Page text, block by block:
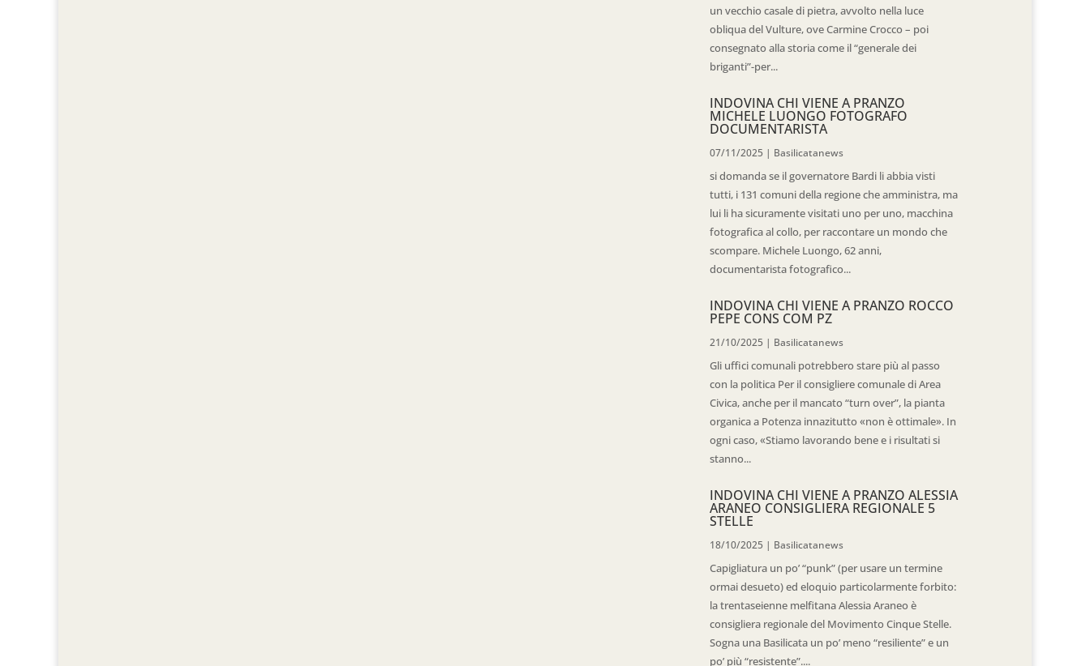
un vecchio casale di pietra, avvolto nella luce
obliqua del Vulture, ove Carmine Crocco – poi
consegnato alla storia come il “generale dei
briganti”-per...
INDOVINA CHI VIENE A PRANZO
MICHELE LUONGO FOTOGRAFO
DOCUMENTARISTA
07/11/2025 | Basilicatanews
si domanda se il governatore Bardi li abbia visti
tutti, i 131 comuni della regione che amministra, ma
lui li ha sicuramente visitati uno per uno, macchina
fotografica al collo, per raccontare un mondo che
scompare. Michele Luongo, 62 anni,
documentarista fotografico...
INDOVINA CHI VIENE A PRANZO ROCCO
PEPE CONS COM PZ
21/10/2025 | Basilicatanews
Gli uffici comunali potrebbero stare più al passo
con la politica Per il consigliere comunale di Area
Civica, anche per il mancato “turn over”, la pianta
organica a Potenza innazitutto «non è ottimale». In
ogni caso, «Stiamo lavorando bene e i risultati si
stanno...
INDOVINA CHI VIENE A PRANZO ALESSIA
ARANEO CONSIGLIERA REGIONALE 5
STELLE
18/10/2025 | Basilicatanews
Capigliatura un po’ “punk” (per usare un termine
ormai desueto) ed eloquio particolarmente forbito:
la trentaseienne melfitana Alessia Araneo è
consigliera regionale del Movimento Cinque Stelle.
Sogna una Basilicata un po’ meno “resiliente” e un
po’ più “resistente”....